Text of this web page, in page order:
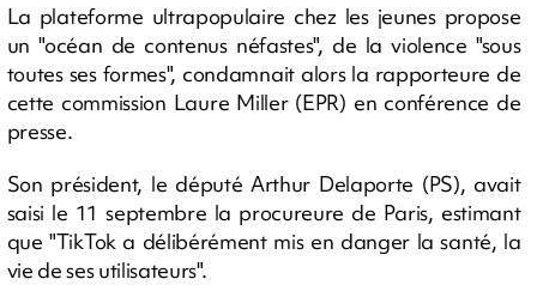
La plateforme ultrapopulaire chez les jeunes propose
un "océan de contenus néfastes", de la violence "sous
toutes ses formes", condamnait alors la rapporteure de
cette commission Laure Miller (EPR) en conférence de
presse.
Son président, le député Arthur Delaporte (PS), avait
saisi le 11 septembre la procureure de Paris, estimant
que "TikTok a délibérément mis en danger la santé, la
vie de ses utilisateurs".